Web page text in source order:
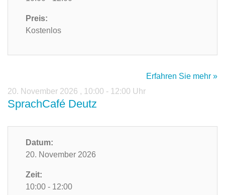
Preis:
Kostenlos
Erfahren Sie mehr »
20. November 2026 , 10:00 - 12:00 Uhr
SprachCafé Deutz
Datum:
20. November 2026
Zeit:
10:00 - 12:00